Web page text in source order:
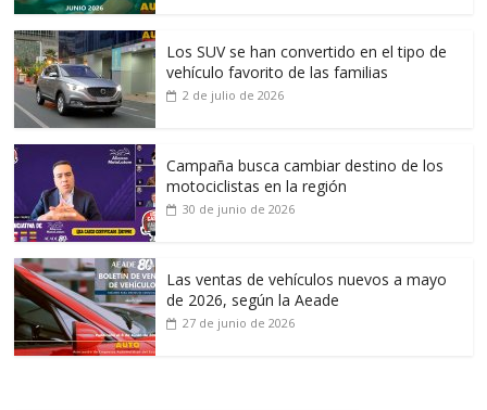
Los SUV se han convertido en el tipo de
vehículo favorito de las familias
2 de julio de 2026
Campaña busca cambiar destino de los
motociclistas en la región
30 de junio de 2026
Las ventas de vehículos nuevos a mayo
de 2026, según la Aeade
27 de junio de 2026